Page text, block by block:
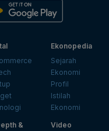
Ekonopedia
Sejarah
Ekonomi
Profil
Istilah
Ekonomi
&
Video